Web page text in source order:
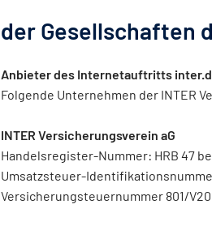
der Gesellschaften
Anbieter des Internetauftritts
Folgende Unternehmen der INTER
INTER Versicherungsverein aG
Handelsregister-Nummer: HRB 47
Umsatzsteuer-
Versicherungsteuernummer 801/